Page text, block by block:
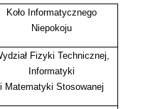
Koło Informatycznego
Niepokoju
Fizyki Technicznej,
Informatyki
i Matematyki Stosowanej